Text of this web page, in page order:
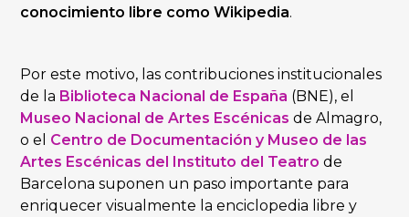
conocimiento libre como Wikipedia.
Por este motivo, las contribuciones institucionales
de la Biblioteca Nacional de España (BNE), el
Museo Nacional de Artes Escénicas de Almagro,
o el Centro de Documentación y Museo de las
Artes Escénicas del Instituto del Teatro de
Barcelona suponen un paso importante para
enriquecer visualmente la enciclopedia libre y